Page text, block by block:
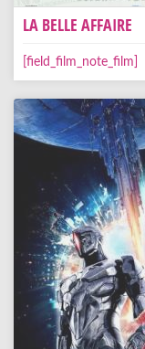
LA BELLE AFFAIRE
[field_film_note_film]